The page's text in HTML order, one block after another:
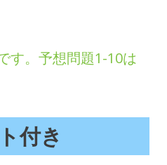
す。予想問題1-10は
付き